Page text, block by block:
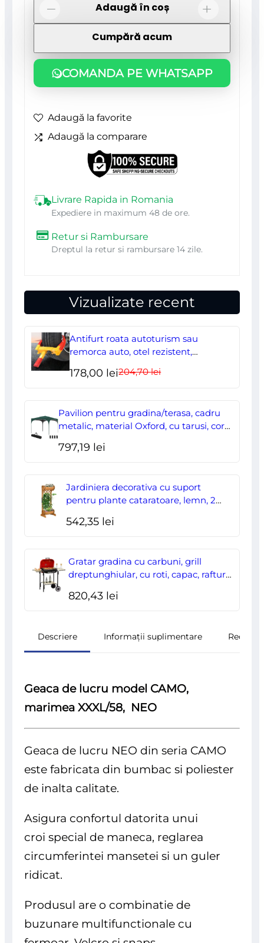
Livrare Rapida in Romania
Expediere in maximum 48 de ore.
Retur si Rambursare
Dreptul la retur si rambursare 14 zile.
COMANDA PE WHATSAPP
Geaca
lucru
model
marimea
XXXL/58,
Adaugă în coș
Cumpără acum
Adaugă la favorite
Adaugă la comparare
Vizualizate recent
Antifurt roata autoturism sau
remorca auto, otel rezistent,
204,70leiPrețul
a
fost:
178,00 lei
Prețul
este:
178,00 lei.
Pavilion pentru gradina/terasa, cadru
metalic, material Oxford, cu tarusi, corzi
2.95×2.95×2.55 m
797,19 lei
Jardiniera decorativa cu suport
pentru plante cataratoare, lemn, 2
542,35 lei
Gratar gradina cu carbuni, grill
dreptunghiular, cu roti, capac, rafturi,
820,43 lei
Descriere Informații suplimentare
Geaca de lucru model CAMO,
marimea XXXL/58, NEO
Geaca de lucru NEO din seria CAMO
este fabricata din bumbac si poliester
de inalta calitate.
Asigura confortul datorita unui
croi special de maneca, reglarea
circumferintei mansetei si un guler
ridicat.
Produsul are o combinatie de
buzunare multifunctionale cu